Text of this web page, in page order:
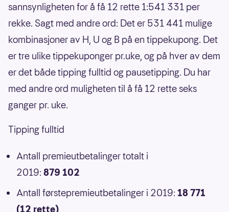
sannsynligheten for å få 12 rette 1:541 331 per
rekke. Sagt med andre ord: Det er 531 441 mulige
kombinasjoner av H, U og B på en tippekupong. Det
er tre ulike tippekuponger pr.uke, og på hver av dem
er det både tipping fulltid og pausetipping. Du har
med andre ord muligheten til å få 12 rette seks
ganger pr. uke.
Tipping fulltid
Antall premieutbetalinger totalt i
2019: 879 102
Antall førstepremieutbetalinger i 2019: 18 771
(12 rette)